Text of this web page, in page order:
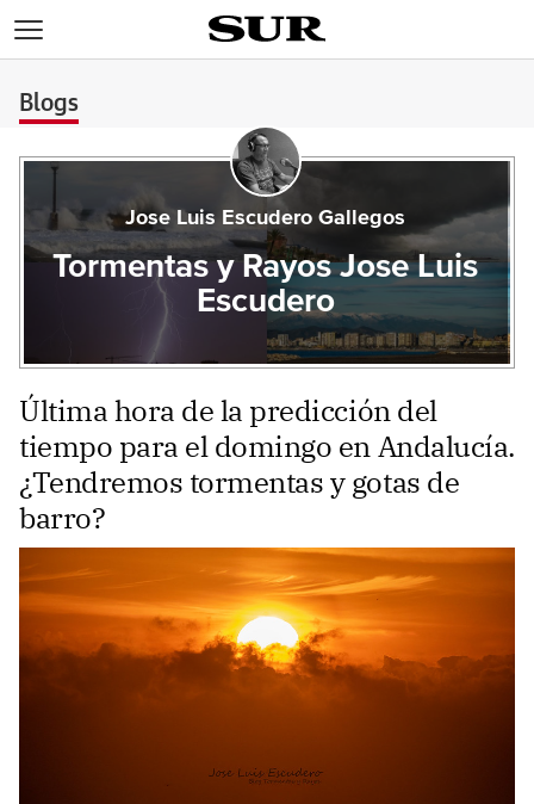
Blogs
Jose Luis Escudero Gallegos
Tormentas y Rayos Jose Luis
Escudero
Última hora de la predicción del
tiempo para el domingo en Andalucía.
¿Tendremos tormentas y gotas de
barro?